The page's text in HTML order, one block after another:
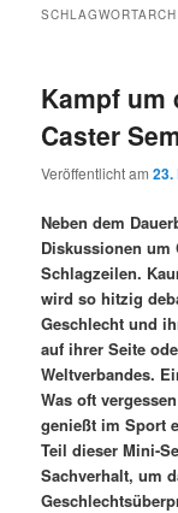
Kampf um
Caster
Veröffentlicht am23.
Neben dem
Diskussionen um
Schlagzeilen.
wird so hitzig
Geschlecht und
auf ihrer Seite
Weltverbandes.
Was oft
genießt im Sport
Teil dieser Mini-
Sachverhalt, um